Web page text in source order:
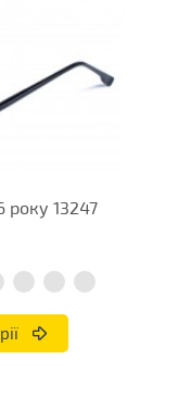
року 13247